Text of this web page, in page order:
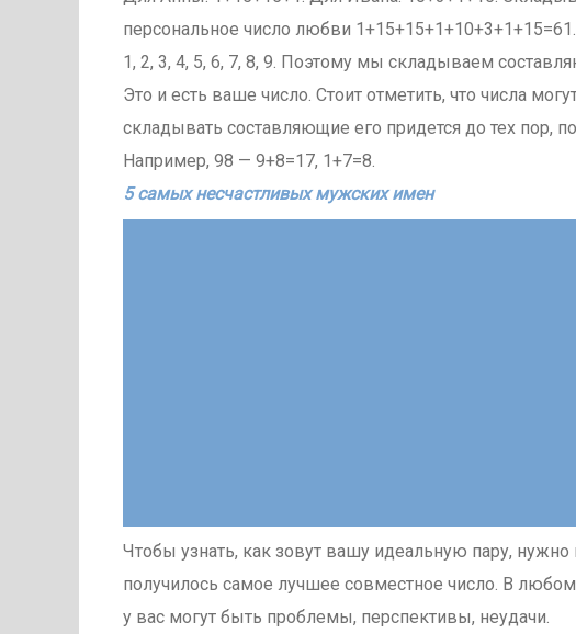
персональное число любви
1, 2, 3, 4, 5, 6, 7, 8, 9. Поэтому мы складываем
Это и есть ваше число. Стоит отметить, что числа
складывать составляющие его придется до тех пор,
Например, 98 — 9+8=17, 1+7=8.
5 самых несчастливых мужских имен
Чтобы узнать, как зовут вашу идеальную пару, нужно
получилось самое лучшее совместное число. В
у вас могут быть проблемы, перспективы, неудачи.